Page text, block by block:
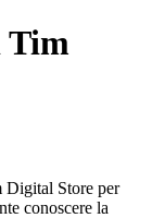
Tim
Digital Store per
conoscere la